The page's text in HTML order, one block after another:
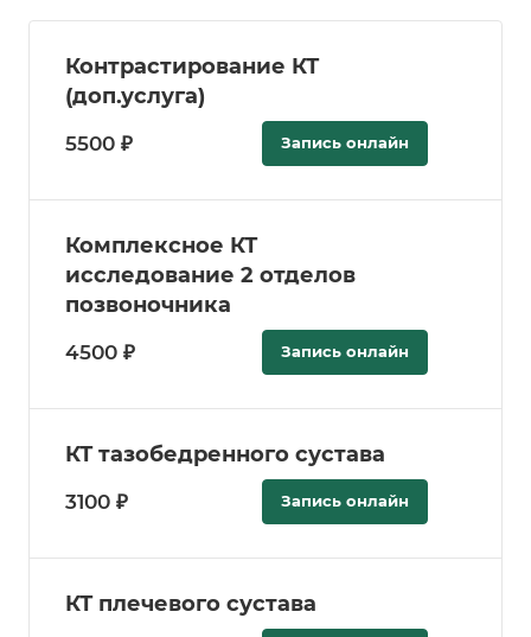
Контрастирование КТ
(доп.услуга)
5500 ₽ Запись онлайн
Комплексное КТ
исследование 2 отделов
позвоночника
4500 ₽ Запись онлайн
КТ тазобедренного сустава
3100 ₽ Запись онлайн
КТ плечевого сустава